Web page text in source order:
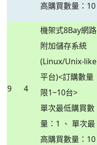
高購買數量：10
9 4
機架式8Bay網路
附加儲存系統
(Linux/Unix-like
平台)<訂購數量
限1~10台>
單次最低購買數
量：1 、 單次最
高購買數量：10